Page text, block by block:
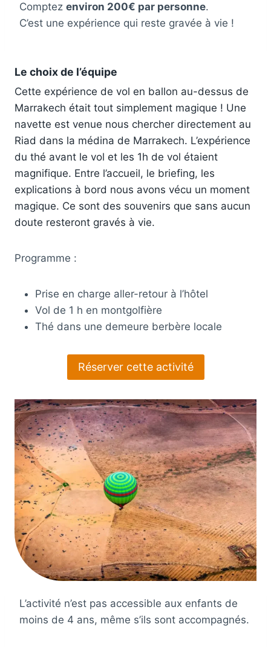
Comptez environ 200€ par personne.
C’est une expérience qui reste gravée à vie !
Le choix de l’équipe
Cette expérience de vol en ballon au-dessus de
Marrakech était tout simplement magique ! Une
navette est venue nous chercher directement au
Riad dans la médina de Marrakech. L’expérience
du thé avant le vol et les 1h de vol étaient
magnifique. Entre l’accueil, le briefing, les
explications à bord nous avons vécu un moment
magique. Ce sont des souvenirs que sans aucun
doute resteront gravés à vie.
Programme :
Prise en charge aller-retour à l’hôtel
Vol de 1 h en montgolfière
Thé dans une demeure berbère locale
Réserver cette activité
L’activité n’est pas accessible aux enfants de
moins de 4 ans, même s’ils sont accompagnés.